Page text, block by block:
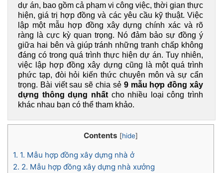
dự án, bao gồm cả phạm vi công việc, thời gian thực
hiện, giá trị hợp đồng và các yêu cầu kỹ thuật. Việc
lập một mẫu hợp đồng xây dựng chính xác và rõ
ràng là cực kỳ quan trọng. Nó đảm bảo sự đồng ý
giữa hai bên và giúp tránh những tranh chấp không
đáng có trong quá trình thực hiện dự án. Tuy nhiên,
việc lập hợp đồng xây dựng cũng là một quá trình
phức tạp, đòi hỏi kiến thức chuyên môn và sự cẩn
trọng. Bài viết sau sẽ chia sẻ 9 mẫu hợp đồng xây
dựng thông dụng nhất cho nhiều loại công trình
khác nhau bạn có thể tham khảo.
Contents [hide]
1. 1. Mẫu hợp đồng xây dựng nhà ở
2. 2. Mẫu hợp đồng xây dựng nhà xưởng